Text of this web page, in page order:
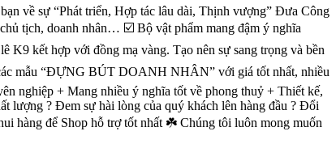
về sự “Phát triển, Hợp tác lâu dài, Thịnh vượng” Đưa Công
tịch, doanh nhân… ☑️ Bộ vật phẩm mang đậm ý nghĩa
kết hợp với đồng mạ vàng. Tạo nên sự sang trọng và bền
mẫu “ĐỰNG BÚT DOANH NHÂN” với giá tốt nhất, nhiều
nghiệp + Mang nhiều ý nghĩa tốt về phong thuỷ + Thiết kế,
lượng ? Đem sự hài lòng của quý khách lên hàng đầu ? Đổi
hàng để Shop hỗ trợ tốt nhất ☘️ Chúng tôi luôn mong muốn